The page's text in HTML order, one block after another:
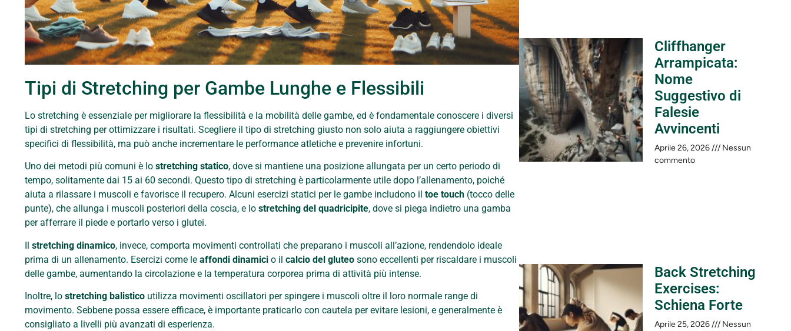
Tipi di Stretching per Gambe Lunghe e Flessibili
Lo stretching è essenziale per migliorare la flessibilità e la mobilità delle gambe, ed è fondamentale conoscere i diversi
tipi di stretching per ottimizzare i risultati. Scegliere il tipo di stretching giusto non solo aiuta a raggiungere obiettivi
specifici di flessibilità, ma può anche incrementare le performance atletiche e prevenire infortuni.
Uno dei metodi più comuni è lo stretching statico, dove si mantiene una posizione allungata per un certo periodo di
tempo, solitamente dai 15 ai 60 secondi. Questo tipo di stretching è particolarmente utile dopo l’allenamento, poiché
aiuta a rilassare i muscoli e favorisce il recupero. Alcuni esercizi statici per le gambe includono il toe touch (tocco delle
punte), che allunga i muscoli posteriori della coscia, e lo stretching del quadricipite, dove si piega indietro una gamba
per afferrare il piede e portarlo verso i glutei.
Il stretching dinamico, invece, comporta movimenti controllati che preparano i muscoli all’azione, rendendolo ideale
prima di un allenamento. Esercizi come le affondi dinamici o il calcio del gluteo sono eccellenti per riscaldare i muscoli
delle gambe, aumentando la circolazione e la temperatura corporea prima di attività più intense.
Inoltre, lo stretching balistico utilizza movimenti oscillatori per spingere i muscoli oltre il loro normale range di
movimento. Sebbene possa essere efficace, è importante praticarlo con cautela per evitare lesioni, e generalmente è
consigliato a livelli più avanzati di esperienza.
Cliffhanger
Arrampicata:
Nome
Suggestivo di
Falesie
Avvincenti
Aprile 26, 2026
Nessun
commento
Back Stretching
Exercises:
Schiena Forte
Aprile 25, 2026 Nessun